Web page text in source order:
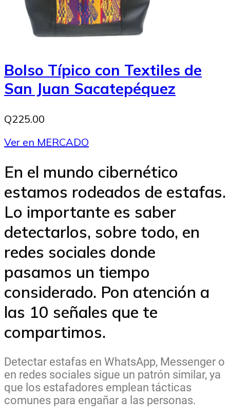
Bolso Típico con Textiles de
San Juan Sacatepéquez
Q225.00
Ver en MERCADO
En el mundo cibernético
estamos rodeados de estafas.
Lo importante es saber
detectarlos, sobre todo, en
redes sociales donde
pasamos un tiempo
considerado. Pon atención a
las 10 señales que te
compartimos.
Detectar estafas en WhatsApp, Messenger o
en redes sociales sigue un patrón similar, ya
que los estafadores emplean tácticas
comunes para engañar a las personas.